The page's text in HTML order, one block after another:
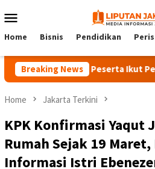
to
Menu
Home Bisnis Pendidikan
Breaking News
140 Peserta Ikut Pelatihan
Home Jakarta Terkini
KPK Konfirmasi Yaqut
Rumah Sejak 19
Informasi Istri